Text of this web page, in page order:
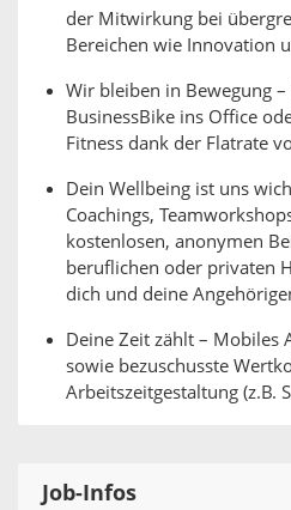
der Mitwirkung bei
Bereichen wie Innovation
Wir bleiben in Bewegung
BusinessBike ins Office
Fitness dank der Flatrate
Dein Wellbeing ist uns
Coachings,
kostenlosen, anonymen
beruflichen oder privaten
dich und deine
Deine Zeit zählt – Mobiles
sowie bezuschusste
Arbeitszeitgestaltung (z.B.
Job-Infos